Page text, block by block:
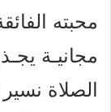
محبته
مجانيـة
الصلاة